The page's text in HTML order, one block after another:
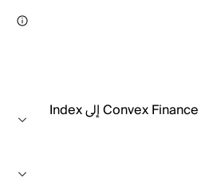
ماذا تعني نسبة التحويل من Convex Finance إلى Index